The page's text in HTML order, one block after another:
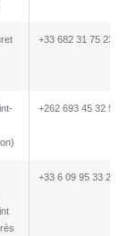
+33 682 31 75 23
+262 693 45 32 54
+33 6 09 95 33 23